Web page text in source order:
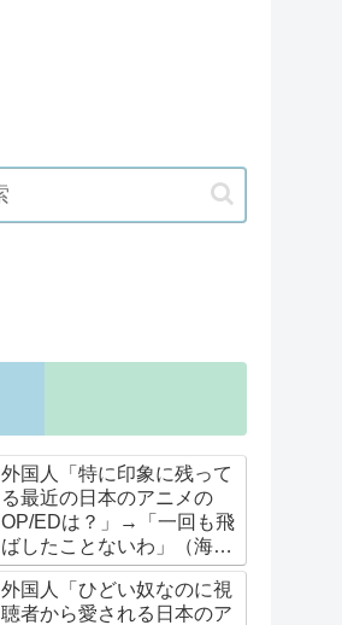
外国人「特に印象に残って
る最近の日本のアニメの
OP/EDは？」→「一回も飛
ばしたことないわ」（海外
の反応）
外国人「ひどい奴なのに視
聴者から愛される日本のア